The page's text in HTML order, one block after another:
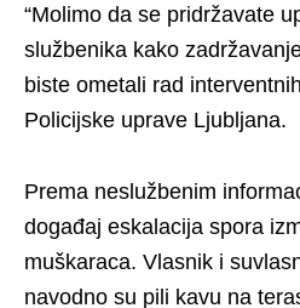
“Molimo da se pridržavate
službenika kako
biste ometali rad
Policijske uprave Ljubljana.
Prema neslužbenim
događaj eskalacija spora
muškaraca. Vlasnik i
navodno su pili kavu na